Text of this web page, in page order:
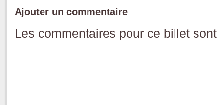
Ajouter un commentaire
Les commentaires pour ce billet